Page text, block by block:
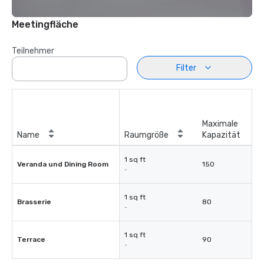
Meetingfläche
Teilnehmer
Filter
Name Raumgröße
Maximale
Kapazität
Veranda und Dining Room
1 sq ft
-
150
Brasserie
1 sq ft
-
80
Terrace
1 sq ft
-
90